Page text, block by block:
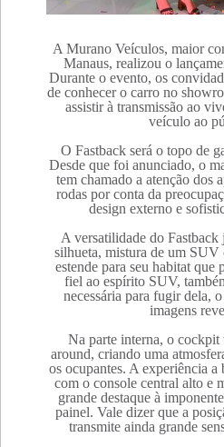
A Murano Veículos, maior
Manaus, realizou o
Durante o evento, os
de conhecer o carro no
assistir à transmissão ao
veículo ao
O Fastback será o topo de
Desde que foi anunciado, o
tem chamado a atenção dos
rodas por conta da
design externo e
A versatilidade do Fastback
silhueta, mistura de um SUV
estende para seu habitat que
fiel ao espírito SUV,
necessária para fugir dela,
imagens
Na parte interna, o
around, criando uma
os ocupantes. A experiência
com o console central alto e
grande destaque à
painel. Vale dizer que a
transmite ainda grande